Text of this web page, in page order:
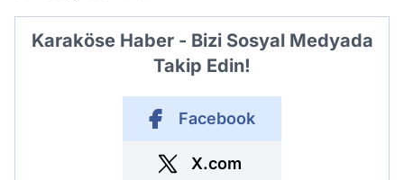
Karaköse Haber - Bizi Sosyal Medyada
Takip Edin!
Facebook
X.com